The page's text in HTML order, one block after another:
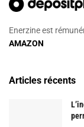
Enerzine est
AMAZON
Articles récents